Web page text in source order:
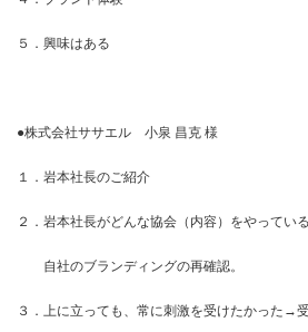
５．興味はある
●株式会社ササエル 小泉 昌克 様
１．岩本社長のご紹介
２．岩本社長がどんな協会（内容）をやってい
自社のブランディングの再確認。
３．上に立っても、常に刺激を受けたかった→受